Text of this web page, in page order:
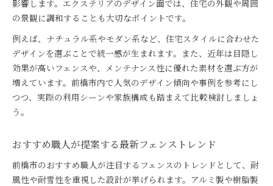
影響します。エクステリアのデザイン面では、住宅の外観や周囲
の景観に調和することも大切なポイントです。
例えば、ナチュラル系やモダン系など、住宅スタイルに合わせた
デザインを選ぶことで統一感が生まれます。また、近年は目隠し
効果が高いフェンスや、メンテナンス性に優れた素材を選ぶ方が
増えています。前橋市内で人気のデザイン傾向や事例を参考にし
つつ、実際の利用シーンや家族構成も踏まえて比較検討しましょ
う。
おすすめ職人が提案する最新フェンストレンド
前橋市のおすすめ職人が注目するフェンスのトレンドとして、耐
風性や耐雪性を重視した設計が挙げられます。アルミ製や樹脂製